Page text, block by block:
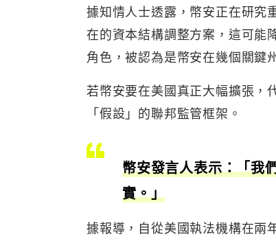
據知情人士透露，幣安正在研究
在的資本結構調整方案，這可能
角色，被認為是幣安在幾個關鍵
若幣安要在美國真正大幅擴張，
「假設」的聯邦監管框架。
幣安發言人表示：「我
實。」
據報導，自從美國執法機構在兩